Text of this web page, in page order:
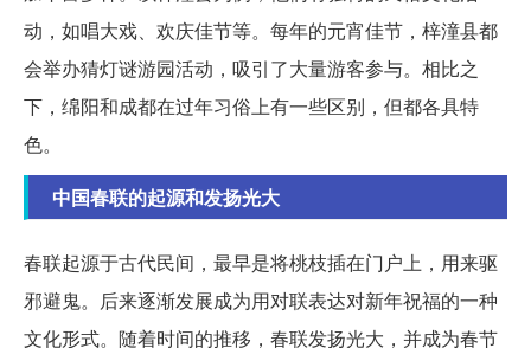
动，如唱大戏、欢庆佳节等。每年的元宵佳节，梓潼县都
会举办猜灯谜游园活动，吸引了大量游客参与。相比之
下，绵阳和成都在过年习俗上有一些区别，但都各具特
色。
中国春联的起源和发扬光大
春联起源于古代民间，最早是将桃枝插在门户上，用来驱
邪避鬼。后来逐渐发展成为用对联表达对新年祝福的一种
文化形式。随着时间的推移，春联发扬光大，并成为春节